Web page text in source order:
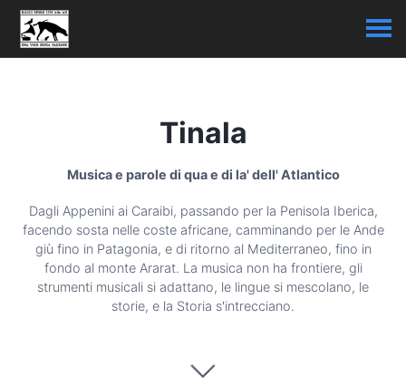
Tinala
Musica e parole di qua e di la' dell' Atlantico
Dagli Appenini ai Caraibi, passando per la Penisola Iberica,
facendo sosta nelle coste africane, camminando per le Ande
giù fino in Patagonia, e di ritorno al Mediterraneo, fino in
fondo al monte Ararat. La musica non ha frontiere, gli
strumenti musicali si adattano, le lingue si mescolano, le
storie, e la Storia s'intrecciano.